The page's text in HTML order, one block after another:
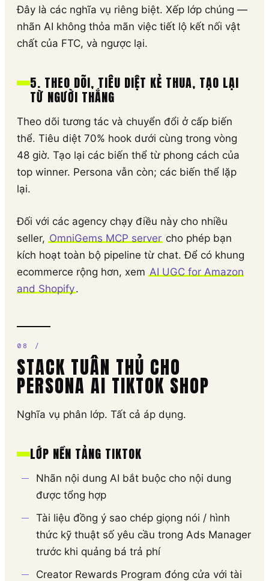
Đây là các nghĩa vụ riêng biệt. Xếp lớp chúng —
nhãn AI không thỏa mãn việc tiết lộ kết nối vật
chất của FTC, và ngược lại.
5. THEO DÕI, TIÊU DIỆT KẺ THUA, TẠO LẠI
TỪ NGƯỜI THẮNG
Theo dõi tương tác và chuyển đổi ở cấp biến
thể. Tiêu diệt 70% hook dưới cùng trong vòng
48 giờ. Tạo lại các biến thể từ phong cách của
top winner. Persona vẫn còn; các biến thể lặp
lại.
Đối với các agency chạy điều này cho nhiều
seller, OmniGems MCP server cho phép bạn
kích hoạt toàn bộ pipeline từ chat. Để có khung
ecommerce rộng hơn, xem AI UGC for Amazon
and Shopify.
STACK TUÂN THỦ CHO
PERSONA AI TIKTOK SHOP
Nghĩa vụ phân lớp. Tất cả áp dụng.
LỚP NỀN TẢNG TIKTOK
Nhãn nội dung AI bắt buộc cho nội dung
được tổng hợp
Tài liệu đồng ý sao chép giọng nói / hình
thức kỹ thuật số yêu cầu trong Ads Manager
trước khi quảng bá trả phí
Creator Rewards Program đóng cửa với tài